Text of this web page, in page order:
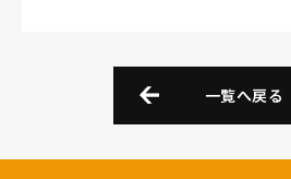
一覧へ戻る